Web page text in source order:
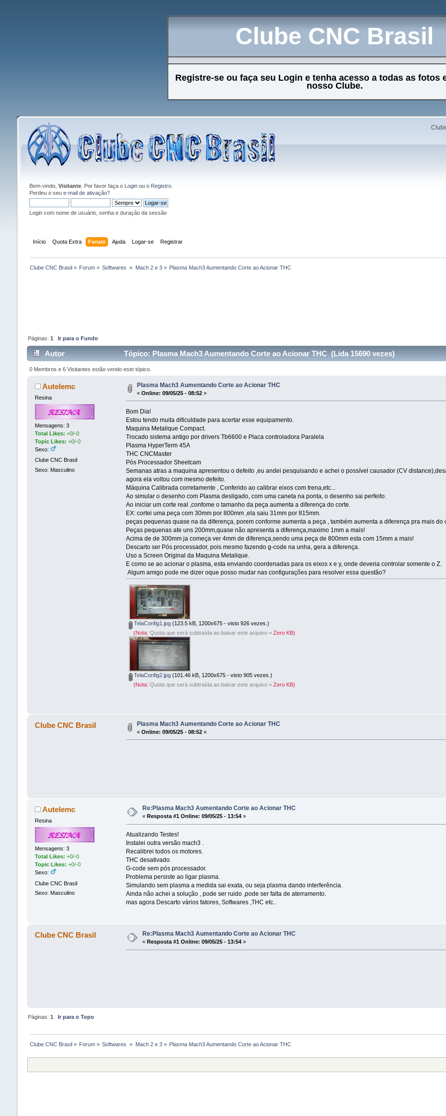
Clube CNC Brasil
Registre-se ou faça seu Login e tenha acesso a todas as fotos
nosso Clube.
Bem-vindo, Visitante. Por favor faça o Loginou o Registro.
Perdeu o seu e-mail de ativação?
Login com nome de usuário, senha e duração da sessão
Início Quota Extra Forum Ajuda Logar-se Registrar
Clube CNC Brasil» Forum » Softwares » Mach 2 e 3» Plasma Mach3 Aumentando Corte ao Acionar THC
Páginas: 1 Ir para o Fundo
Autor Tópico: Plasma Mach3 Aumentando Corte ao Acionar THC (Lida 15690 vezes)
0 Membros e 6 Visitantes estão vendo este tópico.
Autelemc
Resina
Mensagens: 3
Total Likes: +0/-0
Topic Likes: +0/-0
Sexo:
Clube CNC Brasil
Sexo: Masculino
Plasma Mach3 Aumentando Corte ao Acionar THC
« Online: 09/05/25 - 08:52»
Bom Dia!
Estou tendo muita dificuldade para acertar esse equipamento.
Maquina Metalique Compact.
Trocado sistema antigo por drivers Tb6600 e Placa controladora Paralela
Plasma HyperTerm 45A
THC CNCMaster
Pós Processador Sheetcam
Semanas atras a maquina apresentou o defeito ,eu andei pesquisando e achei o possível causador (CV
agora ela voltou com mesmo defeito.
Máquina Calibrada corretamente , Conferido ao calibrar eixos com trena,etc...
Ao simular o desenho com Plasma desligado, com uma caneta na ponta, o desenho sai perfeito.
Ao iniciar um corte real ,confome o tamanho da peça aumenta a diferença do corte.
EX: cortei uma peça com 30mm por 800mm ,ela saiu 31mm por 815mm.
peças pequenas quase na da diferença, porem conforme aumenta a peça , também aumenta a diferença pra mais do
Peças pequenas ate uns 200mm,quase não apresenta a diferença,maximo 1mm a mais!
Acima de de 300mm ja começa ver 4mm de diferença,sendo uma peça de 800mm esta com 15mm a mais!
Descarto ser Pós processador, pois mesmo fazendo g-code na unha, gera a diferença.
Uso a Screen Original da Maquina Metalique.
E como se ao acionar o plasma, esta enviando coordenadas para os eixos x e y, onde deveria controlar somente o Z.
Algum amigo pode me dizer oque posso mudar nas configurações para resolver essa questão?
TelaConfig1.jpg(123.5 kB, 1200x675 - visto 926 vezes.)
(Nota: Quota que será subtraída ao baixar este arquivo = Zero KB)
TelaConfig2.jpg(101.46 kB, 1200x675 - visto 905 vezes.)
(Nota: Quota que será subtraída ao baixar este arquivo = Zero KB)
Clube CNC Brasil Plasma Mach3 Aumentando Corte ao Acionar THC
« Online: 09/05/25 - 08:52»
Autelemc
Resina
Mensagens: 3
Total Likes: +0/-0
Topic Likes: +0/-0
Sexo:
Clube CNC Brasil
Sexo: Masculino
Re:Plasma Mach3 Aumentando Corte ao Acionar THC
« Resposta #1 Online: 09/05/25 - 13:54»
Atualizando Testes!
Instalei outra versão mach3 .
Recalibrei todos os motores.
THC desativado.
G-code sem pós processador.
Problema persiste ao ligar plasma.
Simulando sem plasma a medida sai exata, ou seja plasma dando interferência.
Ainda não achei a solução , pode ser ruido ,pode ser falta de aterramento.
mas agora Descarto vários fatores, Softwares ,THC etc..
Clube CNC Brasil Re:Plasma Mach3 Aumentando Corte ao Acionar THC
« Resposta #1 Online: 09/05/25 - 13:54»
Páginas: 1
Ir para o Topo
Clube CNC Brasil » Forum » Softwares » Mach 2 e 3» Plasma Mach3 Aumentando Corte ao Acionar THC